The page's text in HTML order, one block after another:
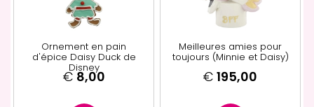
Ornement en pain
d'épice Daisy Duck de
Disney
€ 8,00
Meilleures amies pour
toujours (Minnie et Daisy)
€ 195,00